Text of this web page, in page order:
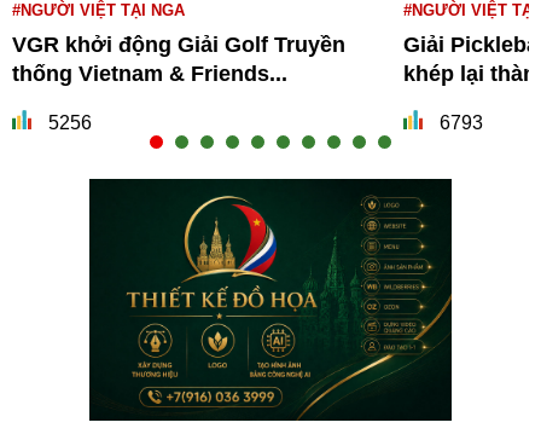
#NGƯỜI VIỆT TẠI NGA
VGR khởi động Giải Golf Truyền
thống Vietnam & Friends...
5256
#NGƯỜI VIỆT TẠI
Giải
khép lại
6793